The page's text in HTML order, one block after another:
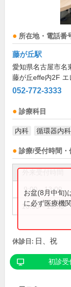
所在地・電話番
藤が丘駅
愛知県名古屋市名
藤が丘effe内2F エ
052-772-3333
診療科目
内科 循環器内科
診療/受付時間・
9:00～13:00
16:30～19:30
お盆(8月中旬)
に必ず医療機
休診日: 日、祝
初診受